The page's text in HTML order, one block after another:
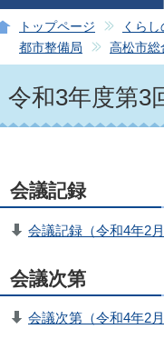
トップページ くらし
都市整備局
高松市総
令和3年度第3
会議記録
会議記録（令和4年2
会議次第
会議次第（令和4年2